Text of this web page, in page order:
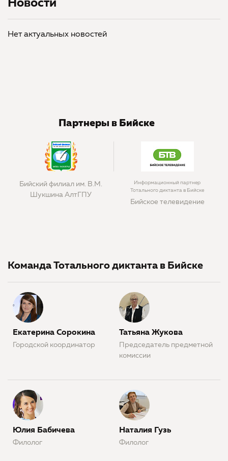
Новости
Нет актуальных новостей
Партнеры в Бийске
Бийский филиал им. В.М.
Шукшина АлтГПУ
Информационный партнер
Тотального диктанта в Бийске
Бийское телевидение
Команда Тотального диктанта в Бийске
Екатерина Сорокина
Городской координатор
Татьяна Жукова
Председатель предметной
комиссии
Юлия Бабичева
Филолог
Наталия Гузь
Филолог